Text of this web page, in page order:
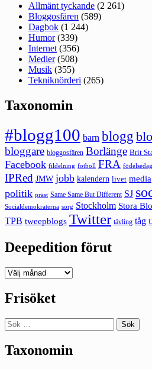
Allmänt tyckande (2 261)
Bloggosfären (589)
Dagbok (1 244)
Humor(339)
Internet (356)
Medier(508)
Musik (355)
Tekniknörderi (265)
Taxonomin
#blogg100 barn blogg
bloggare bloggosfären Borlänge Brit
Facebook fildelning fotboll FRA födelsedag
IPRed JMW jobb kalendern livet media
politik präst Same Same But Different SJ
Socialdemokraterna sorg Stockholm Stora
TPB tweepblogs Twitter tävling tåg
Deepedition förut
Deepedition
Frisöket
Sök
efter:
Taxonomin